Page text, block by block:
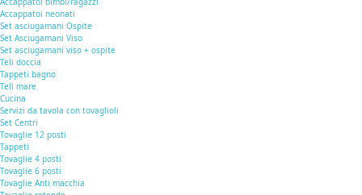
Accappatoi neonati
Set asciugamani Ospite
Set Asciugamani Viso
Set asciugamani viso + ospite
Teli doccia
Tappeti bagno
Teli mare
Cucina
Servizi da tavola con tovaglioli
Set Centri
Tovaglie 12 posti
Tappeti
Tovaglie 4 posti
Tovaglie 6 posti
Tovaglie Anti macchia